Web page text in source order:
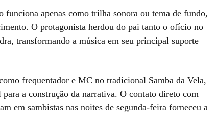
funciona apenas como trilha sonora ou tema de fundo,
O protagonista herdou do pai tanto o ofício no
transformando a música em seu principal suporte
frequentador e MC no tradicional Samba da Vela,
a construção da narrativa. O contato direto com
em sambistas nas noites de segunda-feira forneceu a